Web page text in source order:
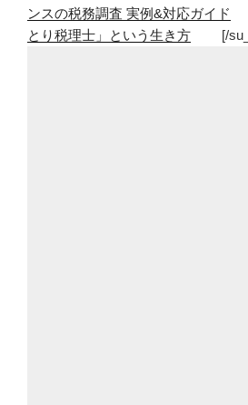
ンスの税務調査 実例&対応ガイド
とり税理士」という生き方 [/